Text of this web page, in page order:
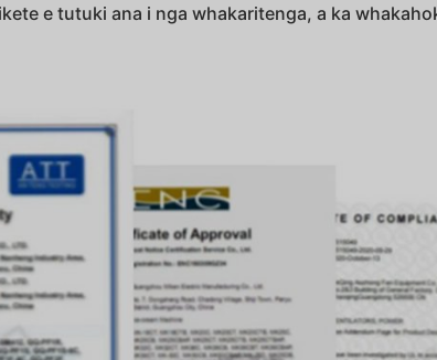
e tutuki ana i nga whakaritenga, a ka